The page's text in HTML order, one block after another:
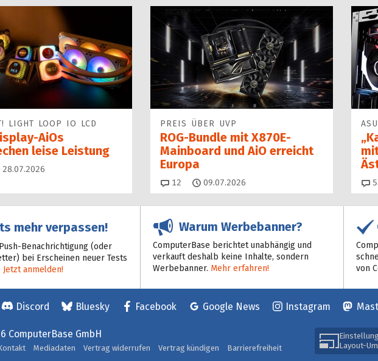
LIGHT LOOP IO LCD
AiOs
leise Leistung
28.07.2026
PREIS ÜBER UVP
ROG-Bundle mit X870E-
Mainboard und AiO erreicht
Europa
12 Kommentare
09.07.2026
mehr verpassen!
Benachrichtigung (oder
bei Erscheinen neuer Tests
Jetzt anmelden!
Warum Werbebanner?
ComputerBase berichtet unabhängig und
verkauft deshalb keine Inhalte, sondern
Werbebanner. Mehr erfahren!
von
Discord Bluesky Facebook Google News Instagram
Layout-
ComputerBase GmbH
Mediadaten Vertrag widerrufen Vertrag kündigen
Barrierefreiheit